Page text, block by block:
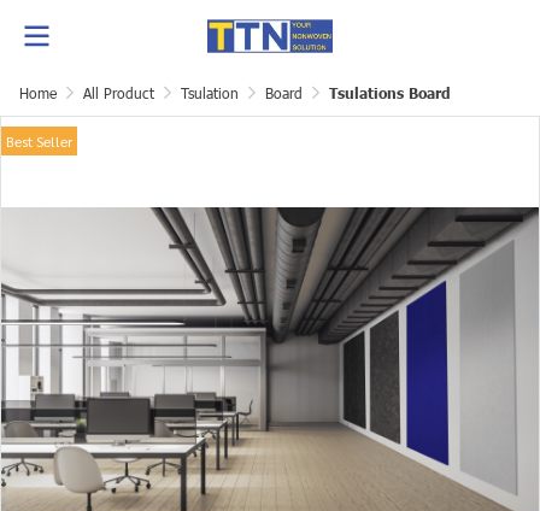
Home All Product Tsulation Board Tsulations Board
Best Seller